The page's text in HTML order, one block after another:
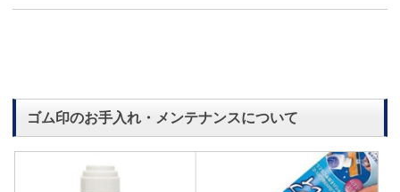
ゴム印のお手入れ・メンテナンスについて